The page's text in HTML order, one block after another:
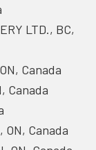
LTD., BC,
Canada
Canada
ON, Canada